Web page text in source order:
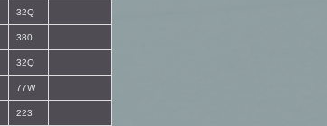
32Q
380
32Q
77W
223